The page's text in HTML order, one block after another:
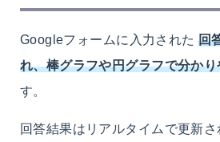
Googleフォームに入力された回
れ、棒グラフや円グラフで分か
す。
回答結果はリアルタイムで更新さ